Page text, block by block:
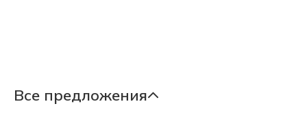
Все предложения